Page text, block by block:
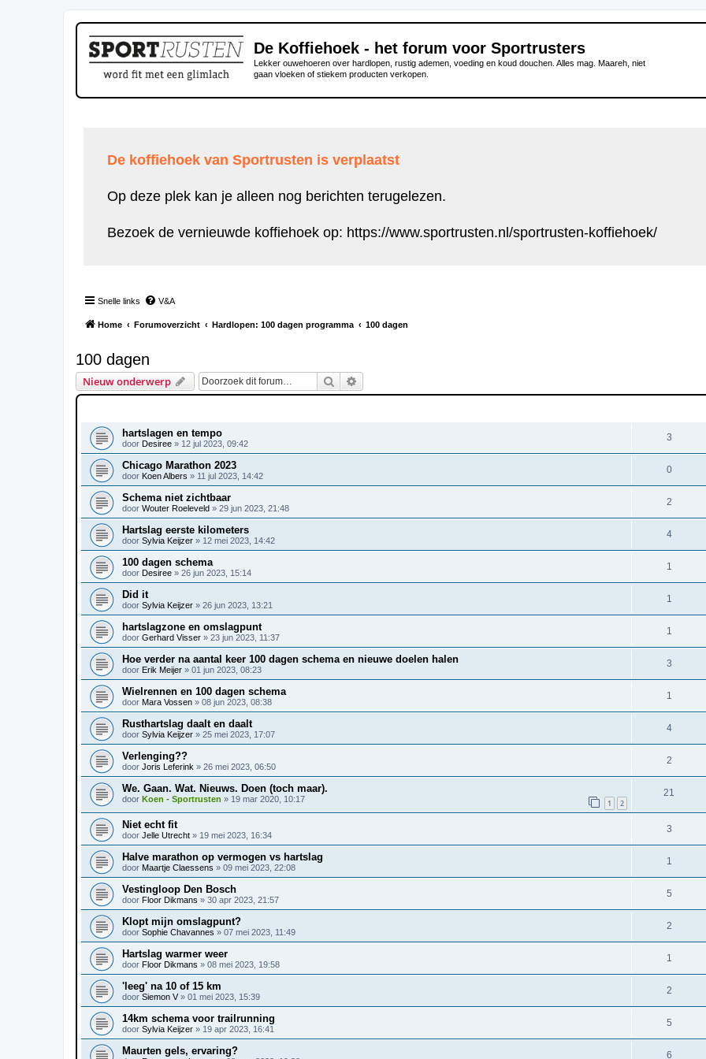
De Koffiehoek - het forum voor Sportrusters
Lekker ouwehoeren over hardlopen, rustig ademen, voeding en koud douchen. Alles mag. Maareh, niet
gaan vloeken of stiekem producten verkopen.
De koffiehoek van Sportrusten is verplaatst
Op deze plek kan je alleen nog berichten terugelezen.
Bezoek de vernieuwde koffiehoek op: https://www.sportrusten.nl/sportrusten-koffiehoek/
Snelle links V&A
Home Forumoverzicht Hardlopen: 100 dagen programma 100 dagen
100 dagen
Nieuw onderwerp Zoek
hartslagen en tempo
door Desiree » 12 jul 2023, 09:42
3
Chicago Marathon 2023
door Koen Albers » 11 jul 2023, 14:42
0
Schema niet zichtbaar
door Wouter Roeleveld » 29 jun 2023, 21:48
2
Hartslag eerste kilometers
door Sylvia Keijzer » 12 mei 2023, 14:42
4
100 dagen schema
door Desiree » 26 jun 2023, 15:14
1
Did it
door Sylvia Keijzer » 26 jun 2023, 13:21
1
hartslagzone en omslagpunt
door Gerhard Visser » 23 jun 2023, 11:37
1
Hoe verder na aantal keer 100 dagen schema en nieuwe doelen halen
door Erik Meijer » 01 jun 2023, 08:23
3
Wielrennen en 100 dagen schema
door Mara Vossen » 08 jun 2023, 08:38
1
Rusthartslag daalt en daalt
door Sylvia Keijzer » 25 mei 2023, 17:07
4
Verlenging??
door Joris Leferink » 26 mei 2023, 06:50
2
We. Gaan. Wat. Nieuws. Doen (toch maar).
door Koen - Sportrusten » 19 mar 2020, 10:17 1 2
21
Niet echt fit
door Jelle Utrecht » 19 mei 2023, 16:34
3
Halve marathon op vermogen vs hartslag
door Maartje Claessens » 09 mei 2023, 22:08
1
Vestingloop Den Bosch
door Floor Dikmans » 30 apr 2023, 21:57
5
Klopt mijn omslagpunt?
door Sophie Chavannes » 07 mei 2023, 11:49
2
Hartslag warmer weer
door Floor Dikmans » 08 mei 2023, 19:58
1
'leeg' na 10 of 15 km
door Siemon V» 01 mei 2023, 15:39
2
14km schema voor trailrunning
door Sylvia Keijzer » 19 apr 2023, 16:41
5
Maurten gels, ervaring? 6